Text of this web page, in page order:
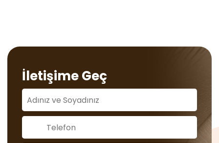
İletişime Geç